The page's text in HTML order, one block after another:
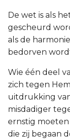
De wet is als
gescheurd
als de
bedorven
Wie één deel
zich tegen
uitdrukking
misdadiger
ernstig
die zij begaan